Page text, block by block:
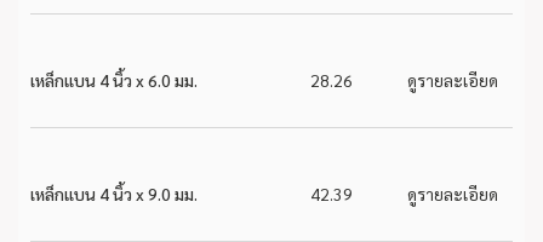
เหล็กแบน 4 นิ้ว x 6.0 มม. 28.26 ดูรายละเอียด
เหล็กแบน 4 นิ้ว x 9.0 มม. 42.39 ดูรายละเอียด